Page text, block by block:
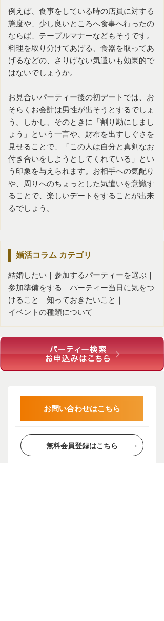
例えば、食事をしている時の店員に対する
態度や、少し良いところへ食事へ行ったの
ならば、テーブルマナーなどもそうです。
料理を取り分けてあげる、食器を取ってあ
げるなどの、さりげない気遣いも効果的で
はないでしょうか。
お見合いパーティー後の初デートでは、お
そらくお会計は男性が出そうとするでしょ
う。しかし、そのときに「割り勘にしまし
ょう」という一言や、財布を出すしぐさを
見せることで、「この人は自分と真剣なお
付き合いをしようとしてくれている」とい
う印象を与えられます。お相手への気配り
や、周りへのちょっとした気遣いを意識す
ることで、楽しいデートをすることが出来
るでしょう。
婚活コラム カテゴリ
結婚したい ｜ 参加するパーティーを選ぶ ｜
参加準備をする ｜ パーティー当日に気をつ
けること ｜ 知っておきたいこと ｜
イベントの種類について
お問い合わせはこちら
無料会員登録はこちら